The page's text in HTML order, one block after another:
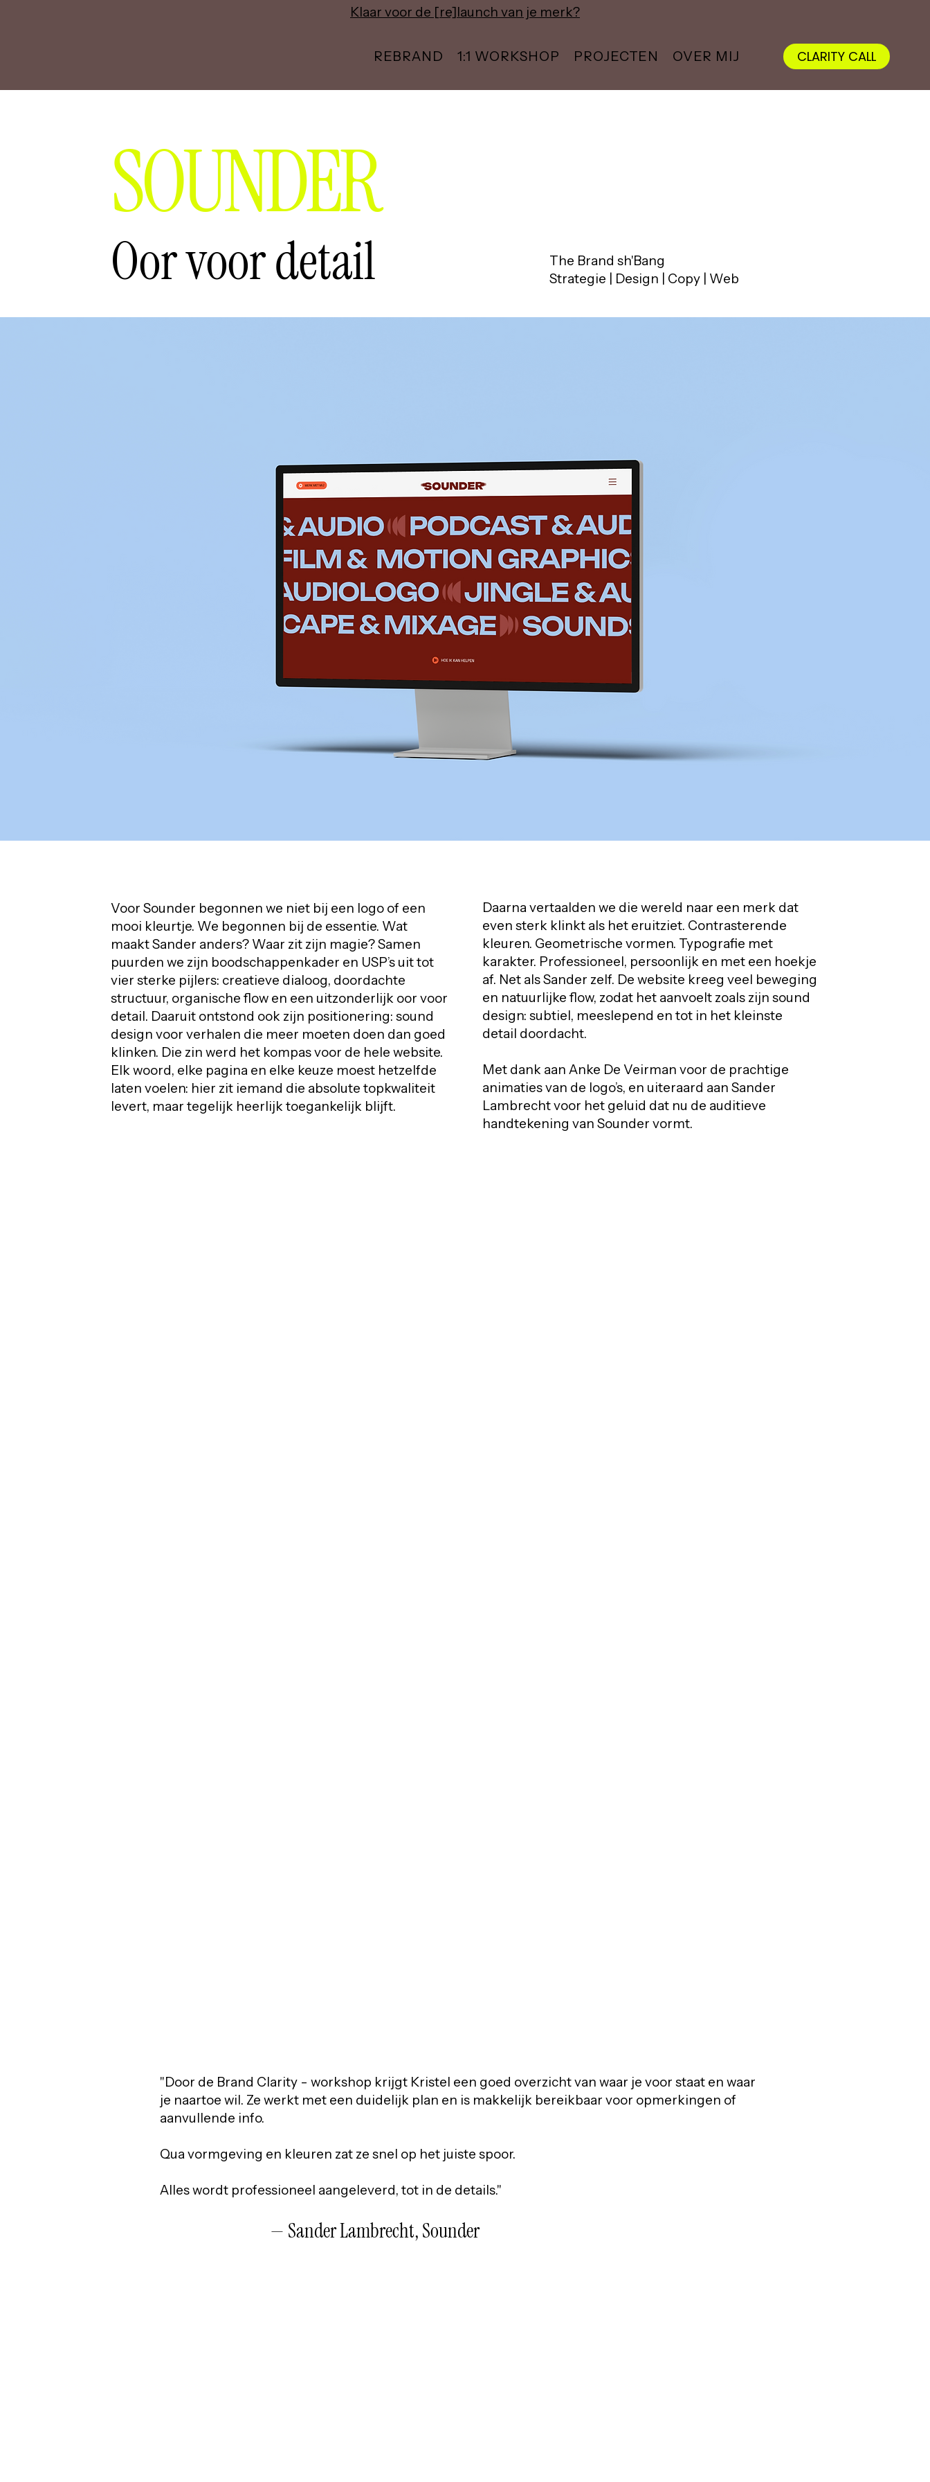
Klaar voor de [re]launch van je merk?
REBRAND 1:1 WORKSHOP PROJECTEN OVER MIJ CLARITY CALL
SOUNDER
Oor voor detail
The Brand sh'Bang
Strategie | Design | Copy | Web
Voor Sounder begonnen we niet bij een logo of een
mooi kleurtje. We begonnen bij de essentie. Wat
maakt Sander anders? Waar zit zijn magie? Samen
puurden we zijn boodschappenkader en USP’s uit tot
vier sterke pijlers: creatieve dialoog, doordachte
structuur, organische flow en een uitzonderlijk oor voor
detail. Daaruit ontstond ook zijn positionering: sound
design voor verhalen die meer moeten doen dan goed
klinken. Die zin werd het kompas voor de hele website.
Elk woord, elke pagina en elke keuze moest hetzelfde
laten voelen: hier zit iemand die absolute topkwaliteit
levert, maar tegelijk heerlijk toegankelijk blijft.
Daarna vertaalden we die wereld naar een merk dat
even sterk klinkt als het eruitziet. Contrasterende
kleuren. Geometrische vormen. Typografie met
karakter. Professioneel, persoonlijk en met een hoekje
af. Net als Sander zelf. De website kreeg veel beweging
en natuurlijke flow, zodat het aanvoelt zoals zijn sound
design: subtiel, meeslepend en tot in het kleinste
detail doordacht.
Met dank aan Anke De Veirman voor de prachtige
animaties van de logo’s, en uiteraard aan Sander
Lambrecht voor het geluid dat nu de auditieve
handtekening van Sounder vormt.
"Door de Brand Clarity - workshop krijgt Kristel een goed overzicht van waar je voor staat en waar
je naartoe wil. Ze werkt met een duidelijk plan en is makkelijk bereikbaar voor opmerkingen of
aanvullende info.
Qua vormgeving en kleuren zat ze snel op het juiste spoor.
Alles wordt professioneel aangeleverd, tot in de details."
— Sander Lambrecht, Sounder